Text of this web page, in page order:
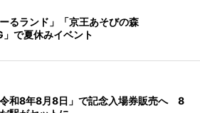
ーるランド」「京王あそびの森
」で夏休みイベント
和8年8月8日」で記念入場券販売へ 8